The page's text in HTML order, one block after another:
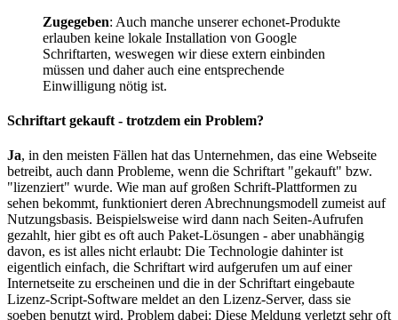
Zugegeben: Auch manche unserer echonet-Produkte
erlauben keine lokale Installation von Google
Schriftarten, weswegen wir diese extern einbinden
müssen und daher auch eine entsprechende
Einwilligung nötig ist.
Schriftart gekauft - trotzdem ein Problem?
Ja, in den meisten Fällen hat das Unternehmen, das eine Webseite
betreibt, auch dann Probleme, wenn die Schriftart "gekauft" bzw.
"lizenziert" wurde. Wie man auf großen Schrift-Plattformen zu
sehen bekommt, funktioniert deren Abrechnungsmodell zumeist auf
Nutzungsbasis. Beispielsweise wird dann nach Seiten-Aufrufen
gezahlt, hier gibt es oft auch Paket-Lösungen - aber unabhängig
davon, es ist alles nicht erlaubt: Die Technologie dahinter ist
eigentlich einfach, die Schriftart wird aufgerufen um auf einer
Internetseite zu erscheinen und die in der Schriftart eingebaute
Lizenz-Script-Software meldet an den Lizenz-Server, dass sie
soeben benutzt wird. Problem dabei: Diese Meldung verletzt sehr oft